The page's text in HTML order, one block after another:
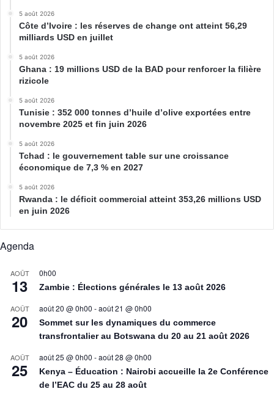
5 août 2026
Côte d’Ivoire : les réserves de change ont atteint 56,29
milliards USD en juillet
5 août 2026
Ghana : 19 millions USD de la BAD pour renforcer la filière
rizicole
5 août 2026
Tunisie : 352 000 tonnes d’huile d’olive exportées entre
novembre 2025 et fin juin 2026
5 août 2026
Tchad : le gouvernement table sur une croissance
économique de 7,3 % en 2027
5 août 2026
Rwanda : le déficit commercial atteint 353,26 millions USD
en juin 2026
Agenda
AOÛT
13
0h00
Zambie : Élections générales le 13 août 2026
AOÛT
20
août 20 @ 0h00 -août 21 @ 0h00
Sommet sur les dynamiques du commerce
transfrontalier au Botswana du 20 au 21 août 2026
AOÛT
25
août 25 @ 0h00 -août 28 @ 0h00
Kenya – Éducation : Nairobi accueille la 2e Conférence
de l’EAC du 25 au 28 août